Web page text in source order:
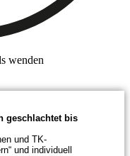
wenden
geschlachtet bis
und TK-
und individuell